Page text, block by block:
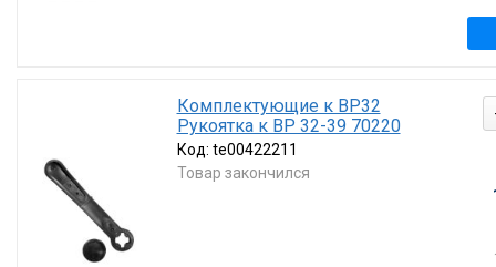
Комплектующие к ВР32
Рукоятка к ВР 32-39 70220
Код: te00422211
Товар закончился